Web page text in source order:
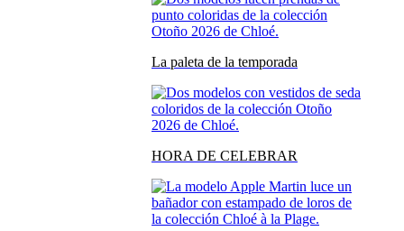
La paleta de la temporada
HORA DE CELEBRAR